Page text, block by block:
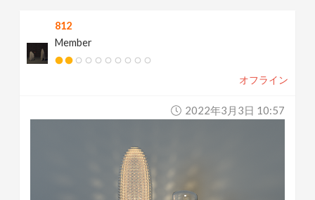
812
Member
オフライン
2022年3月3日 10:57